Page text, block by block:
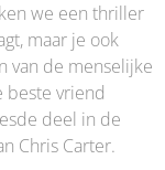
we een thriller
maar je ook
van de menselijke
beste vriend
deel in de
Chris Carter.